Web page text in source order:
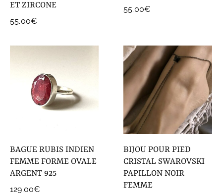
ET ZIRCONE
55.00€
55.00€
BAGUE RUBIS INDIEN
FEMME FORME OVALE
ARGENT 925
129.00€
BIJOU POUR PIED
CRISTAL SWAROVSKI
PAPILLON NOIR
FEMME